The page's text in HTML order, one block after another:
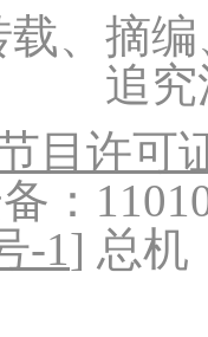
、摘
追
目许可
：
-1] 总机